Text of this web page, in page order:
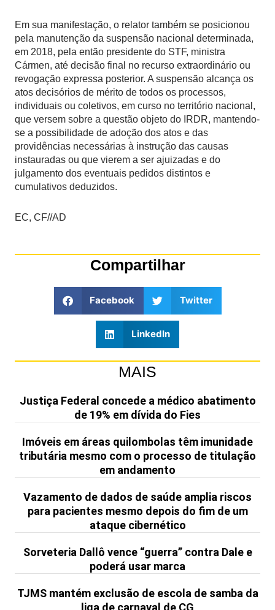
Em sua manifestação, o relator também se posicionou
pela manutenção da suspensão nacional determinada,
em 2018, pela então presidente do STF, ministra
Cármen, até decisão final no recurso extraordinário ou
revogação expressa posterior. A suspensão alcança os
atos decisórios de mérito de todos os processos,
individuais ou coletivos, em curso no território nacional,
que versem sobre a questão objeto do IRDR, mantendo-
se a possibilidade de adoção dos atos e das
providências necessárias à instrução das causas
instauradas ou que vierem a ser ajuizadas e do
julgamento dos eventuais pedidos distintos e
cumulativos deduzidos.
EC, CF//AD
Compartilhar
Facebook Twitter
LinkedIn
MAIS
Justiça Federal concede a médico abatimento
de 19% em dívida do Fies
Imóveis em áreas quilombolas têm imunidade
tributária mesmo com o processo de titulação
em andamento
Vazamento de dados de saúde amplia riscos
para pacientes mesmo depois do fim de um
ataque cibernético
Sorveteria Dallô vence “guerra” contra Dale e
poderá usar marca
TJMS mantém exclusão de escola de samba da
liga de carnaval de CG